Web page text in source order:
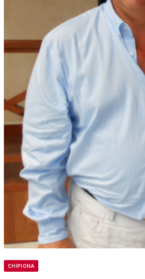
CHIPIONA